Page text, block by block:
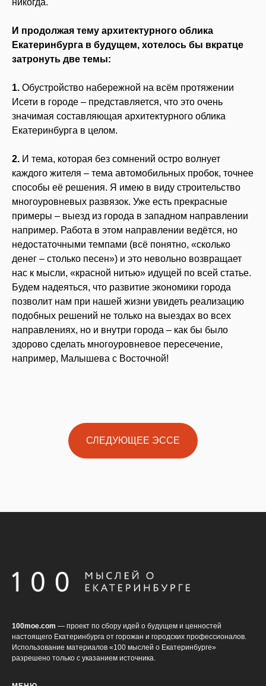
никогда.
И продолжая тему архитектурного облика
Екатеринбурга в будущем, хотелось бы вкратце
затронуть две темы:
1. Обустройство набережной на всём протяжении
Исети в городе – представляется, что это очень
значимая составляющая архитектурного облика
Екатеринбурга в целом.
2. И тема, которая без сомнений остро волнует
каждого жителя – тема автомобильных пробок, точнее
способы её решения. Я имею в виду строительство
многоуровневых развязок. Уже есть прекрасные
примеры – выезд из города в западном направлении
например. Работа в этом направлении ведётся, но
недостаточными темпами (всё понятно, «сколько
денег – столько песен») и это невольно возвращает
нас к мысли, «красной нитью» идущей по всей статье.
Будем надеяться, что развитие экономики города
позволит нам при нашей жизни увидеть реализацию
подобных решений не только на выездах во всех
направлениях, но и внутри города – как бы было
здорово сделать многоуровневое пересечение,
например, Малышева с Восточной!
СЛЕДУЮЩЕЕ ЭССЕ
100moe.com — проект по сбору идей о будущем и ценностей
настоящего Екатеринбурга от горожан и городских профессионалов.
Использование материалов «100 мыслей о Екатеринбурге»
разрешено только с указанием источника.